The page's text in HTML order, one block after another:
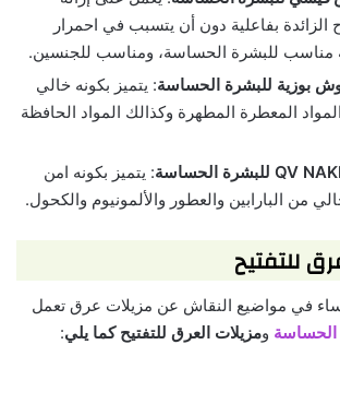
الزائدة بفاعلية دون أن يتسبب في احمرار
مناسب للبشرة الحساسة، ومناسب للجنسين.
بوزية للبشرة الحساسة: يتميز بكونه خالي
المعطرة المطهرة وكذالك المواد الحافظة
: يتميز بكونه امن
من البارابين والعطور والألمونيوم والكحول.
للتفتيح
في مواضيع النقاش عن مزيلات عرق تعمل
الحساسة ومزيلات العرق للتفتيح كما يلي: